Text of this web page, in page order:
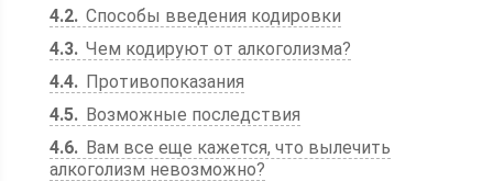
4.2 Способы введения кодировки
4.3 Чем кодируют от алкоголизма?
4.4
Противопоказания
4.5
Возможные последствия
4.6
Вам все еще кажется, что вылечить
алкоголизм невозможно?